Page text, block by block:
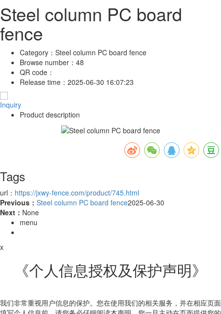
Steel column PC board
fence
Category： Steel column PC board fence
Browse number： 48
QR code：
Release time： 2025-06-30 16:07:23
Inquiry
Product description
Tags
url： https://jxwy-fence.com/product/745.html
Previous： Steel column PC board fence2025-06-30
Next： None
menu
x
《个人信息授权及保护声明》
我们非常重视用户信息的保护。您在使用我们的相关服务，并在相应页面